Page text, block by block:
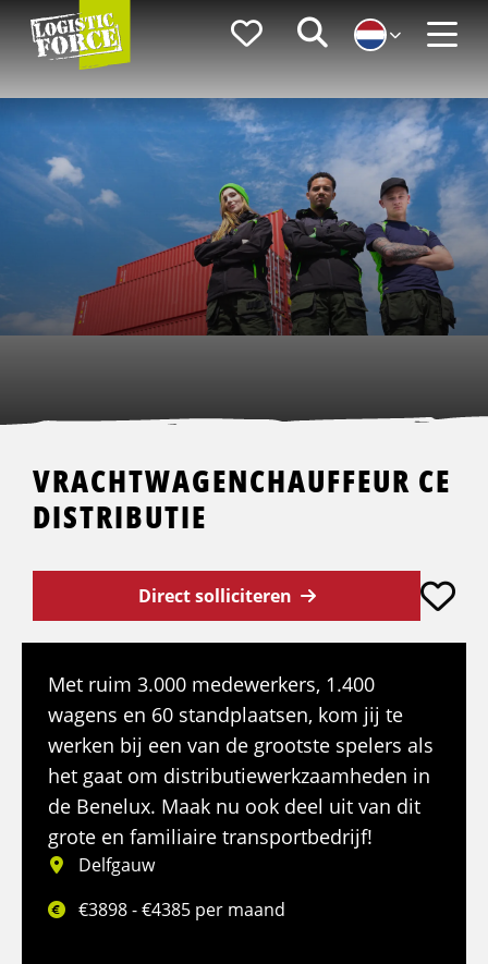
Logistic
Force
FavorietenZoeken
VRACHTWAGENCHAUFFEUR CE
DISTRIBUTIE
Direct solliciteren
Met ruim 3.000 medewerkers, 1.400
wagens en 60 standplaatsen, kom jij te
werken bij een van de grootste spelers als
het gaat om distributiewerkzaamheden in
de Benelux. Maak nu ook deel uit van dit
grote en familiaire transportbedrijf!
Delfgauw
€3898 - €4385 per maand